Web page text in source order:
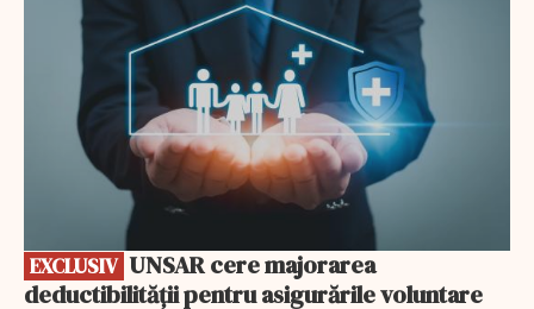
EXCLUSIV
deductibilității pentru asigurările voluntare